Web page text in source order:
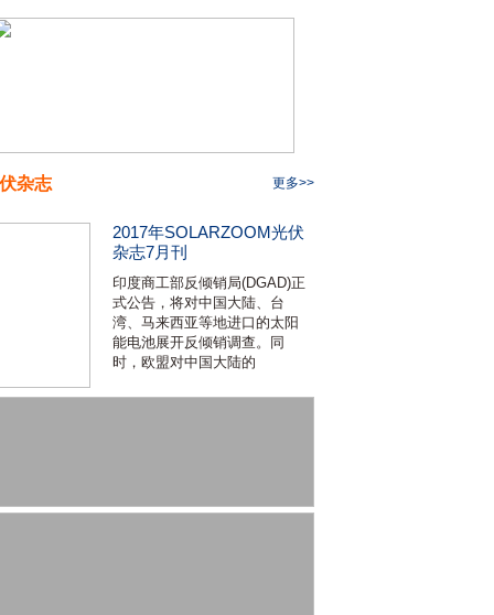
杂志 更多>>
2017年SOLARZOOM光伏
杂志7月刊
印度商工部反倾销局(DGAD)正
式公告，将对中国大陆、台
湾、马来西亚等地进口的太阳
能电池展开反倾销调查。同
时，欧盟对中国大陆的